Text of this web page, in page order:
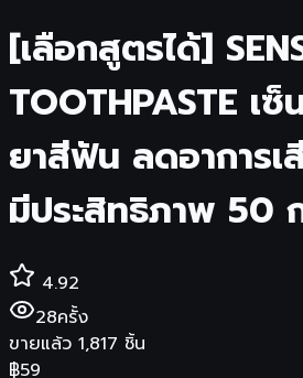
[เลือกสูตรได้]
TOOTHPASTE เ
ยาสีฟัน ลดอาการ
มีประสิทธิภาพ 50
4.92
28ครั้ง
ขายแล้ว 1,817 ชิ้น
฿59